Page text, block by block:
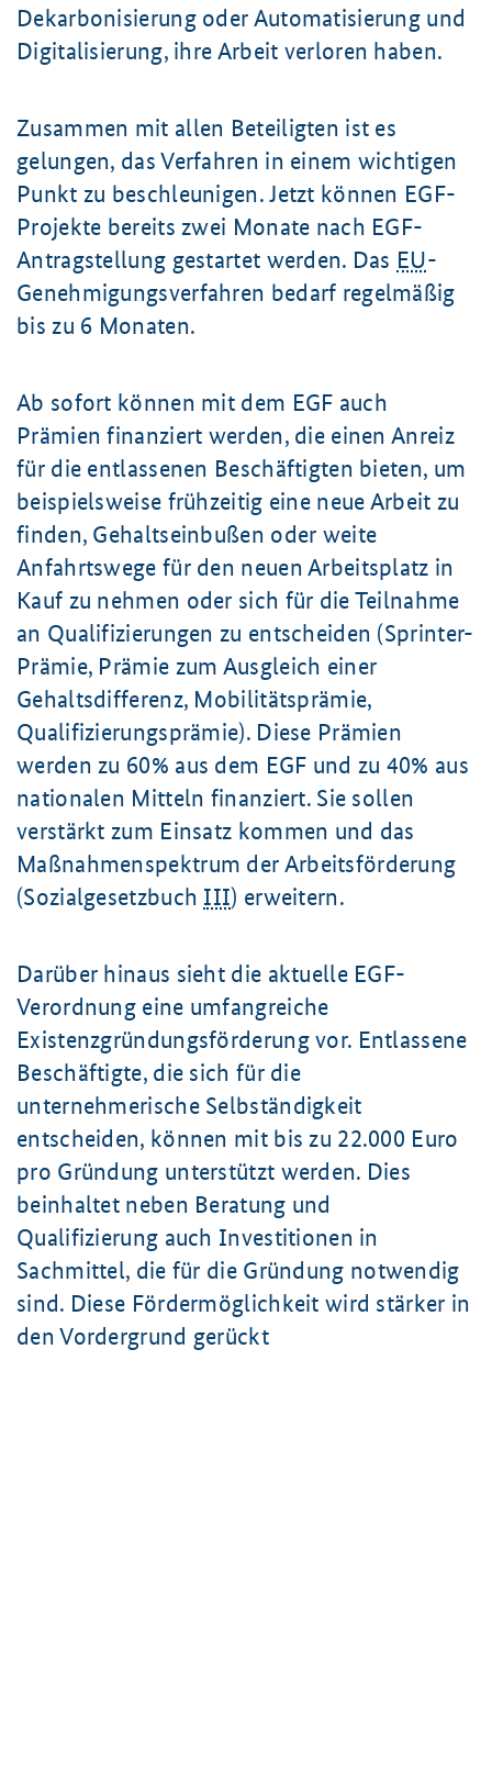
Dekarbonisierung oder Automatisierung und
Digitalisierung, ihre Arbeit verloren haben.
Zusammen mit allen Beteiligten ist es
gelungen, das Verfahren in einem wichtigen
Punkt zu beschleunigen. Jetzt können EGF-
Projekte bereits zwei Monate nach EGF-
Antragstellung gestartet werden. Das EU-
Genehmigungsverfahren bedarf regelmäßig
bis zu 6 Monaten.
Ab sofort können mit dem EGF auch
Prämien finanziert werden, die einen Anreiz
für die entlassenen Beschäftigten bieten, um
beispielsweise frühzeitig eine neue Arbeit zu
finden, Gehaltseinbußen oder weite
Anfahrtswege für den neuen Arbeitsplatz in
Kauf zu nehmen oder sich für die Teilnahme
an Qualifizierungen zu entscheiden (Sprinter-
Prämie, Prämie zum Ausgleich einer
Gehaltsdifferenz, Mobilitätsprämie,
Qualifizierungsprämie). Diese Prämien
werden zu 60% aus dem EGF und zu 40% aus
nationalen Mitteln finanziert. Sie sollen
verstärkt zum Einsatz kommen und das
Maßnahmenspektrum der Arbeitsförderung
(Sozialgesetzbuch III) erweitern.
Darüber hinaus sieht die aktuelle EGF-
Verordnung eine umfangreiche
Existenzgründungsförderung vor. Entlassene
Beschäftigte, die sich für die
unternehmerische Selbständigkeit
entscheiden, können mit bis zu 22.000 Euro
pro Gründung unterstützt werden. Dies
beinhaltet neben Beratung und
Qualifizierung auch Investitionen in
Sachmittel, die für die Gründung notwendig
sind. Diese Fördermöglichkeit wird stärker in
den Vordergrund gerückt